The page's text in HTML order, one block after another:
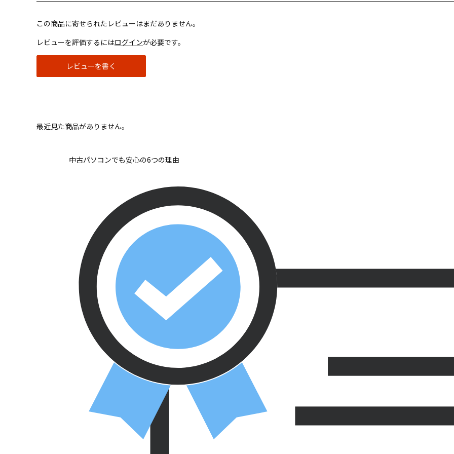
この商品に寄せられたレビューはまだありません。
レビューを評価するにはログインが必要です。
レビューを書く
最近見た商品がありません。
中古パソコンでも安心の6つの理由